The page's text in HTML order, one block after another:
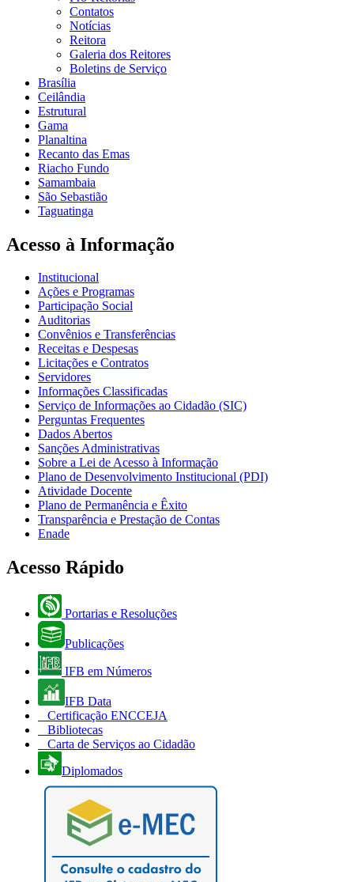
Contatos
Notícias
Reitora
Galeria dos Reitores
Boletins de Serviço
Brasília
Ceilândia
Estrutural
Gama
Planaltina
Recanto das Emas
Riacho Fundo
Samambaia
São Sebastião
Taguatinga
Acesso à Informação
Institucional
Ações e Programas
Participação Social
Auditorias
Convênios e Transferências
Receitas e Despesas
Licitações e Contratos
Servidores
Informações Classificadas
Serviço de Informações ao Cidadão (SIC)
Perguntas Frequentes
Dados Abertos
Sanções Administrativas
Sobre a Lei de Acesso à Informação
Plano de Desenvolvimento Institucional (PDI)
Atividade Docente
Plano de Permanência e Êxito
Transparência e Prestação de Contas
Enade
Acesso Rápido
Portarias e Resoluções
Publicações
IFB em Números
IFB Data
Certificação ENCCEJA
Bibliotecas
Carta de Serviços ao Cidadão
Diplomados